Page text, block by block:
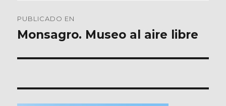
de
PUBLICADO EN
Monsagro. Museo al aire libre